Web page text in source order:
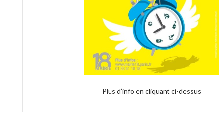
Plus d’info en cliquant ci-dessus